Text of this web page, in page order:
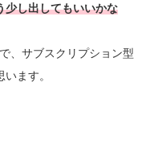
少し出してもいいかな
、サブスクリプション型
ます。